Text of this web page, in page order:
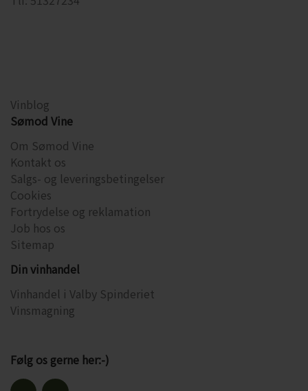
Vinblog
Sømod Vine
Om Sømod Vine
Kontakt os
Salgs- og leveringsbetingelser
Cookies
Fortrydelse og reklamation
Job hos os
Sitemap
Din vinhandel
Vinhandel i Valby Spinderiet
Vinsmagning
Følg os gerne her:-)